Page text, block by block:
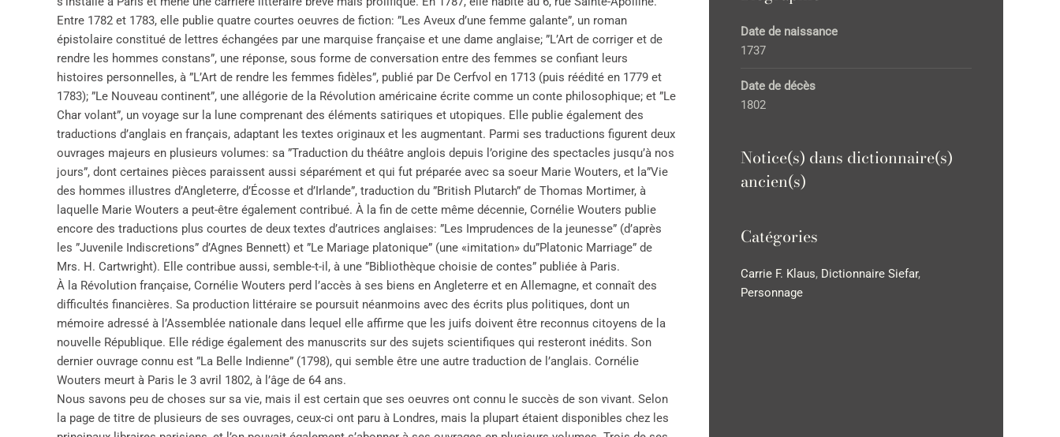
Entre 1782 et 1783, elle publie quatre courtes oeuvres de fiction: ”Les Aveux d’une femme galante”, un roman
épistolaire constitué de lettres échangées par une marquise française et une dame anglaise; ”L’Art de corriger et de
rendre les hommes constans”, une réponse, sous forme de conversation entre des femmes se confiant leurs
histoires personnelles, à ”L’Art de rendre les femmes fidèles”, publié par De Cerfvol en 1713 (puis réédité en 1779 et
1783); ”Le Nouveau continent”, une allégorie de la Révolution américaine écrite comme un conte philosophique; et ”Le
Char volant”, un voyage sur la lune comprenant des éléments satiriques et utopiques. Elle publie également des
traductions d’anglais en français, adaptant les textes originaux et les augmentant. Parmi ses traductions figurent deux
ouvrages majeurs en plusieurs volumes: sa ”Traduction du théâtre anglois depuis l’origine des spectacles jusqu’à nos
jours”, dont certaines pièces paraissent aussi séparément et qui fut préparée avec sa soeur Marie Wouters, et la”Vie
des hommes illustres d’Angleterre, d’Écosse et d’Irlande”, traduction du ”British Plutarch” de Thomas Mortimer, à
laquelle Marie Wouters a peut-être également contribué. À la fin de cette même décennie, Cornélie Wouters publie
encore des traductions plus courtes de deux textes d’autrices anglaises: ”Les Imprudences de la jeunesse” (d’après
les ”Juvenile Indiscretions” d’Agnes Bennett) et ”Le Mariage platonique” (une «imitation» du”Platonic Marriage” de
Mrs. H. Cartwright). Elle contribue aussi, semble-t-il, à une ”Bibliothèque choisie de contes” publiée à Paris.
À la Révolution française, Cornélie Wouters perd l’accès à ses biens en Angleterre et en Allemagne, et connaît des
difficultés financières. Sa production littéraire se poursuit néanmoins avec des écrits plus politiques, dont un
mémoire adressé à l’Assemblée nationale dans lequel elle affirme que les juifs doivent être reconnus citoyens de la
nouvelle République. Elle rédige également des manuscrits sur des sujets scientifiques qui resteront inédits. Son
dernier ouvrage connu est ”La Belle Indienne” (1798), qui semble être une autre traduction de l’anglais. Cornélie
Wouters meurt à Paris le 3 avril 1802, à l’âge de 64 ans.
Nous savons peu de choses sur sa vie, mais il est certain que ses oeuvres ont connu le succès de son vivant. Selon
la page de titre de plusieurs de ses ouvrages, ceux-ci ont paru à Londres, mais la plupart étaient disponibles chez les
Date de naissance
1737
Date de décès
1802
Notice(s) dans dictionnaire(s)
ancien(s)
Catégories
Carrie F. Klaus, Dictionnaire Siefar,
Personnage